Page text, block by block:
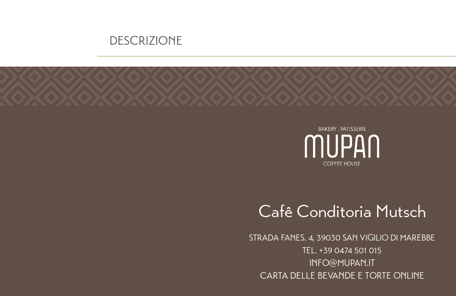
DESCRIZIONE
Cafê Conditoria Mutsch
STRADA FANES. 4, 39030 SAN VIGILIO DI MAREBBE
TEL. +39 0474 501 015
INFO@MUPAN.IT
CARTA DELLE BEVANDE E TORTE ONLINE